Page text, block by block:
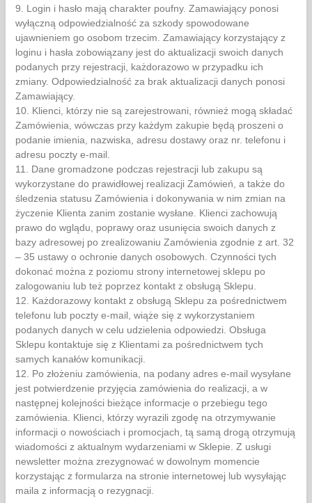
9. Login i hasło mają charakter poufny. Zamawiający ponosi
wyłączną odpowiedzialność za szkody spowodowane
ujawnieniem go osobom trzecim. Zamawiający korzystający z
loginu i hasła zobowiązany jest do aktualizacji swoich danych
podanych przy rejestracji, każdorazowo w przypadku ich
zmiany. Odpowiedzialność za brak aktualizacji danych ponosi
Zamawiający.
10. Klienci, którzy nie są zarejestrowani, również mogą składać
Zamówienia, wówczas przy każdym zakupie będą proszeni o
podanie imienia, nazwiska, adresu dostawy oraz nr. telefonu i
adresu poczty e-mail.
11. Dane gromadzone podczas rejestracji lub zakupu są
wykorzystane do prawidłowej realizacji Zamówień, a także do
śledzenia statusu Zamówienia i dokonywania w nim zmian na
życzenie Klienta zanim zostanie wysłane. Klienci zachowują
prawo do wglądu, poprawy oraz usunięcia swoich danych z
bazy adresowej po zrealizowaniu Zamówienia zgodnie z art. 32
– 35 ustawy o ochronie danych osobowych. Czynności tych
dokonać można z poziomu strony internetowej sklepu po
zalogowaniu lub też poprzez kontakt z obsługą Sklepu.
12. Każdorazowy kontakt z obsługą Sklepu za pośrednictwem
telefonu lub poczty e-mail, wiąże się z wykorzystaniem
podanych danych w celu udzielenia odpowiedzi. Obsługa
Sklepu kontaktuje się z Klientami za pośrednictwem tych
samych kanałów komunikacji.
12. Po złożeniu zamówienia, na podany adres e-mail wysyłane
jest potwierdzenie przyjęcia zamówienia do realizacji, a w
następnej kolejności bieżące informacje o przebiegu tego
zamówienia. Klienci, którzy wyrazili zgodę na otrzymywanie
informacji o nowościach i promocjach, tą samą drogą otrzymują
wiadomości z aktualnym wydarzeniami w Sklepie. Z usługi
newsletter można zrezygnować w dowolnym momencie
korzystając z formularza na stronie internetowej lub wysyłając
maila z informacją o rezygnacji.